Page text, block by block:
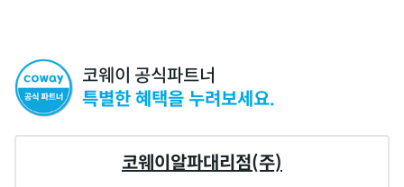
코웨이 공식파트너
특별한 혜택을 누려보세요.
코웨이알파대리점(주)